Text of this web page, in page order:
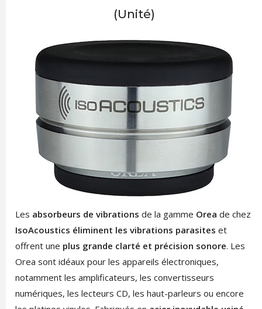
(Unité)
Les absorbeurs de vibrations de la gamme Orea de chez
IsoAcoustics éliminent les vibrations parasites et
offrent une plus grande clarté et précision sonore. Les
Orea sont idéaux pour les appareils électroniques,
notamment les amplificateurs, les convertisseurs
numériques, les lecteurs CD, les haut-parleurs ou encore